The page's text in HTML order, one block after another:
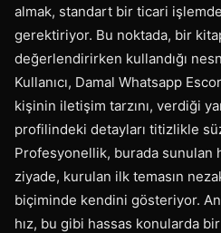
almak, standart bir ticari
gerektiriyor. Bu noktada, bir
değerlendirirken kullandığı
Kullanıcı, Damal Whatsapp
kişinin iletişim tarzını, verdiği
profilindeki detayları titizlikle
Profesyonellik, burada sunulan
ziyade, kurulan ilk temasın
biçiminde kendini gösteriyor.
hız, bu gibi hassas konularda